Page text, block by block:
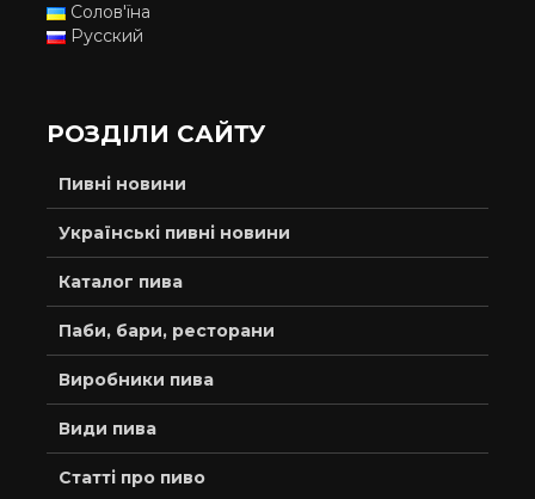
Солов'їна
Русский
РОЗДІЛИ САЙТУ
Пивні новини
Українські пивні новини
Каталог пива
Паби, бари, ресторани
Виробники пива
Види пива
Статті про пиво